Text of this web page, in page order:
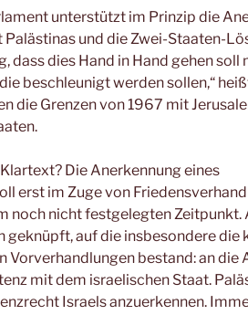
unterstützt im Prinzip die
und die Zwei-Staaten-
dass dies Hand in Hand gehen soll
beschleunigt werden sollen,“
die Grenzen von 1967 mit
Die Anerkennung eines
erst im Zuge von
noch nicht festgelegten Zeitpunkt.
geknüpft, auf die insbesondere die
Vorverhandlungen bestand: an die
mit dem israelischen Staat.
Israels anzuerkennen.